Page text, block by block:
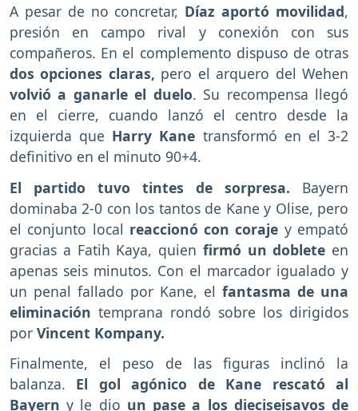
A pesar de no concretar, Díaz aportó movilidad,
presión en campo rival y conexión con sus
compañeros. En el complemento dispuso de otras
dos opciones claras, pero el arquero del Wehen
volvió a ganarle el duelo. Su recompensa llegó
en el cierre, cuando lanzó el centro desde la
izquierda que Harry Kane transformó en el 3-2
definitivo en el minuto 90+4.
El partido tuvo tintes de sorpresa. Bayern
dominaba 2-0 con los tantos de Kane y Olise, pero
el conjunto local reaccionó con coraje y empató
gracias a Fatih Kaya, quien firmó un doblete en
apenas seis minutos. Con el marcador igualado y
un penal fallado por Kane, el fantasma de una
eliminación temprana rondó sobre los dirigidos
por Vincent Kompany.
Finalmente, el peso de las figuras inclinó la
balanza. El gol agónico de Kane rescató al
Bayern y le dio un pase a los dieciseisavos de